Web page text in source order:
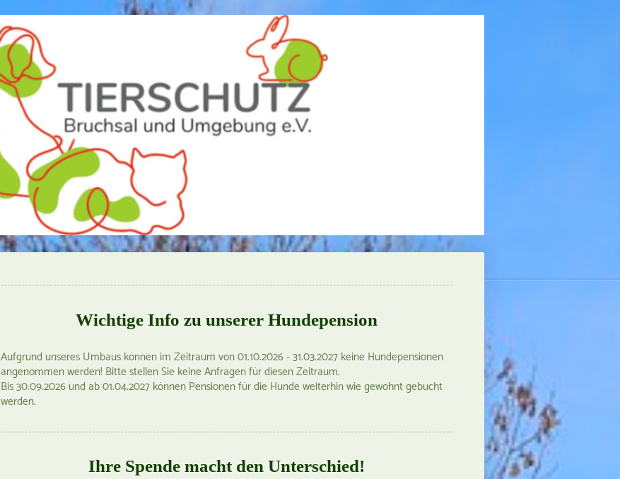
Wichtige Info zu unserer Hundepension
Aufgrund unseres Umbaus können im Zeitraum von 01.10.2026 - 31.03.2027 keine Hundepensionen
angenommen werden! Bitte stellen Sie keine Anfragen für diesen Zeitraum.
Bis 30.09.2026 und ab 01.04.2027 können Pensionen für die Hunde weiterhin wie gewohnt gebucht
werden.
Ihre Spende macht den Unterschied!